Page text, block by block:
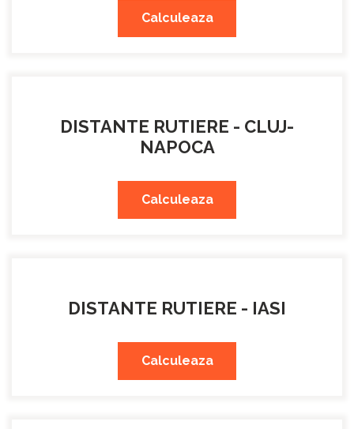
Calculeaza
DISTANTE RUTIERE - CLUJ-
NAPOCA
Calculeaza
DISTANTE RUTIERE - IASI
Calculeaza